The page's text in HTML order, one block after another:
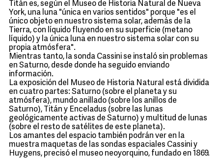
Titán es, según el Museo de Historia Natural de Nueva
York, una luna "única en varios sentidos" porque "es el
único objeto en nuestro sistema solar, además de la
Tierra, con líquido fluyendo en su superficie (metano
líquido) y la única luna en nuestro sistema solar con su
propia atmósfera".
Mientras tanto, la sonda Cassini se instaló sin problemas
en Saturno, desde donde ha seguido enviando
información.
La exposición del Museo de Historia Natural está dividida
en cuatro partes: Saturno (sobre el planeta y su
atmósfera), mundo anillado (sobre los anillos de
Saturno), Titán y Enceladus (sobre las lunas
geológicamente activas de Saturno) y multitud de lunas
(sobre el resto de satélites de este planeta).
Los amantes del espacio también podrán ver en la
muestra maquetas de las sondas espaciales Cassini y
Huygens, precisó el museo neoyorquino, fundado en 1869.